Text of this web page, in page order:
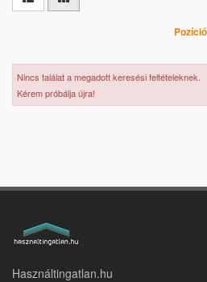
Pozíció
Nincs találat a megadott keresési feltételeknek.
Kérem próbálja újra!
Használtingatlan.hu